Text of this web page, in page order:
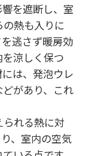
を遮断し、室
熱も入りに
逃さず暖房効
涼しく保つ
は、発泡ウレ
があり、これ
れる熱に対
、室内の空気